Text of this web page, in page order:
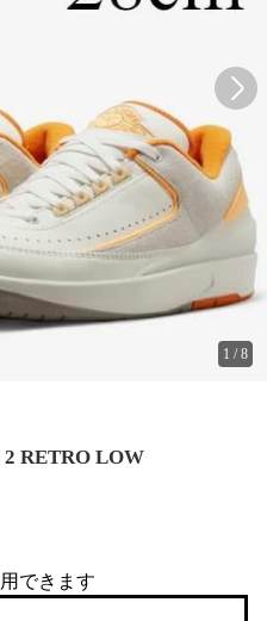
1 /8
RETRO LOW
できます